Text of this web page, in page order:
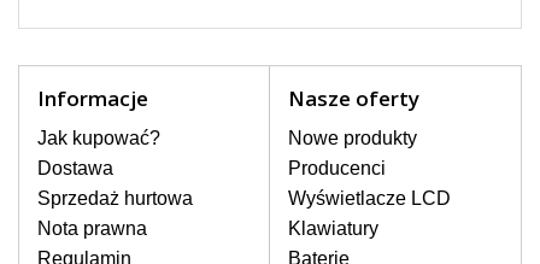
z nim z jak największą ostrożnością. Do
zaliczyć uszkodzenia mechaniczne np.
rozbity lub pęknięty ekran, następnie
pojawiające się pionowe pasy, ciemny
ekran, migotanie lub nierównomierną
jasność ekranu.
Informacje
Jak kupować?
Dostawa
Sprzedaż hurtowa
Nota prawna
Regulamin
Nasze oferty
Nowe produkty
Producenci
Wyświetlacze LCD
Klawiatury
Baterie